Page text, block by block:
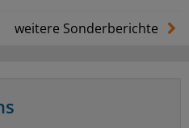
weitere Sonderberichte